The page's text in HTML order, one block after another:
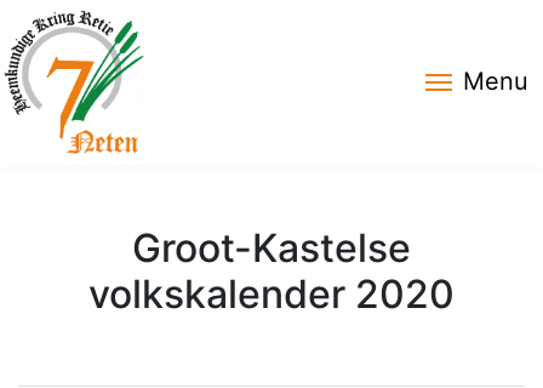
Menu
Groot-Kastelse
volkskalender 2020